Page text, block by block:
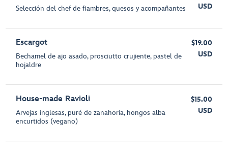
Selección del chef de fiambres, quesos y acompañantes
USD
Escargot
Bechamel de ajo asado, prosciutto crujiente, pastel de
hojaldre
$19.00
USD
House-made Ravioli
Arvejas inglesas, puré de zanahoria, hongos alba
encurtidos (vegano)
$15.00
USD